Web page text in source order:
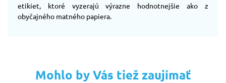
etikiet, ktoré vyzerajú výrazne hodnotnejšie ako z
obyčajného matného papiera.
Mohlo by Vás tiež zaujímať